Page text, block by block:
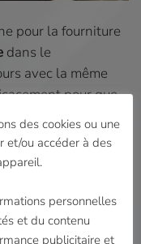
pour la fourniture
dans le
avec la même
pour que
porte de
Les
rideaux métallique
des cookies ou une
et/ou accéder à des
personnelles
et du contenu
publicitaire et